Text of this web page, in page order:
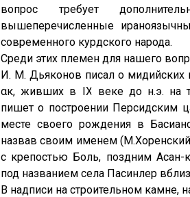
вопрос требует
вышеперечисленные
современного курдского народа.
Среди этих племен для нашего
И. М. Дьяконов писал о мидийских
ακ, живших в IX веке до н.э. на
пишет о построении Персидским
месте своего рождения в
назвав своим именем
с крепостью Боль, поздним Асан-
под названием села Пасинлер
В надписи на строительном камне,